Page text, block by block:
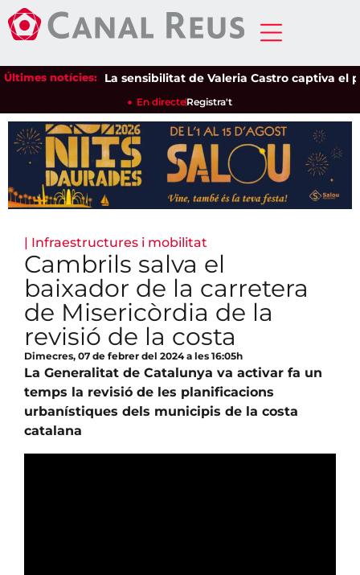
Últimes notícies:La sensibilitat de Valeria Castro captiva el
En directeRegistra't
| Infraestructures i mobilitat
Cambrils salva el
baixador de la carretera
de Misericòrdia de la
revisió de la costa
Dimecres, 07 de febrer del 2024 a les 16:05h
La Generalitat de Catalunya va activar fa un
temps la revisió de les planificacions
urbanístiques dels municipis de la costa
catalana